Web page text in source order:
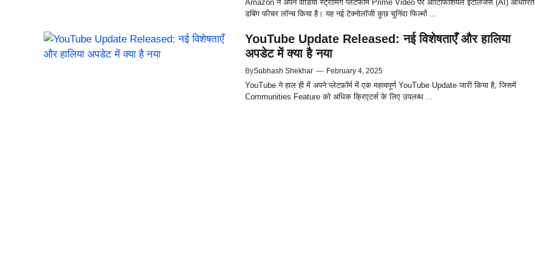
Amazon ने अपने वीडियो स्ट्रीमिंग प्लेटफॉर्म Prime Video पर आर्टिफिशियल इंटेलिजेंस (AI) आधारित
डबिंग फीचर लॉन्च किया है। यह नई टेक्नोलॉजी कुछ चुनिंदा फिल्मों ...
YouTube Update Released: नई विशेषताएँ और हालिया
अपडेट में क्या है नया
BySubhash Shekhar — February 4, 2025
YouTube ने हाल ही में अपने प्लेटफ़ॉर्म में एक महत्वपूर्ण YouTube Update जारी किया है, जिसमें
Communities Feature को अधिक क्रिएटर्स के लिए उपलब्ध ...